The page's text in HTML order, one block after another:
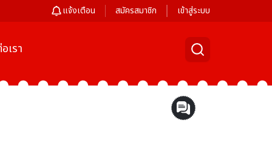
แจ้งเตือน สมัครสมาชิก เข้าสู่ระบบ
เรา